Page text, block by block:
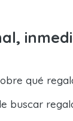
qué
buscar